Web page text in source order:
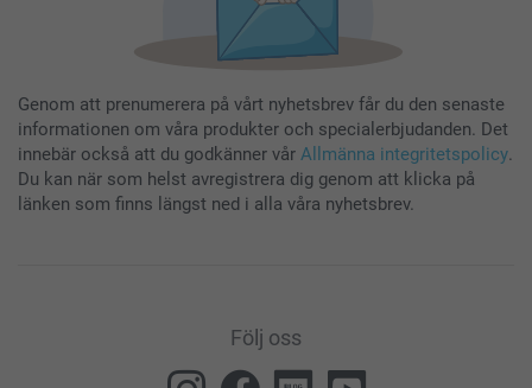
Genom att prenumerera på vårt nyhetsbrev får du den senaste
informationen om våra produkter och specialerbjudanden. Det
innebär också att du godkänner vår Allmänna integritetspolicy.
Du kan när som helst avregistrera dig genom att klicka på
länken som finns längst ned i alla våra nyhetsbrev.
Följ oss